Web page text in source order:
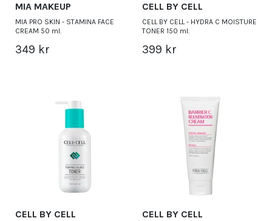
MIA MAKEUP
MIA PRO SKIN - STAMINA FACE
CREAM 50 ml.
349 kr
CELL BY CELL
CELL BY CELL - HYDRA C MOISTURE
TONER 150 ml.
399 kr
CELL BY CELL CELL BY CELL